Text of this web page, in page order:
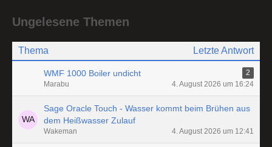
Ungelesene Themen
Thema Letzte Antwort
WMF 1000 Boiler undicht
2
Marabu
4. August 2026 um 16:24
Sage Oracle Touch - Wasser kommt beim Brühen aus
dem Heißwasser Zulauf
Wakeman 4. August 2026 um 12:41